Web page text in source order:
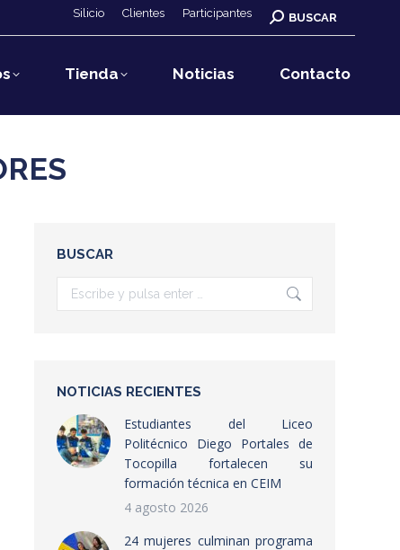
Silicio Clientes Participantes Buscar:
BUSCAR
Tienda Noticias Contacto
BUSCAR
Buscar:
NOTICIAS RECIENTES
Estudiantes del Liceo
Politécnico Diego Portales de
Tocopilla fortalecen su
formación técnica en CEIM
4 agosto 2026
24 mujeres culminan programa